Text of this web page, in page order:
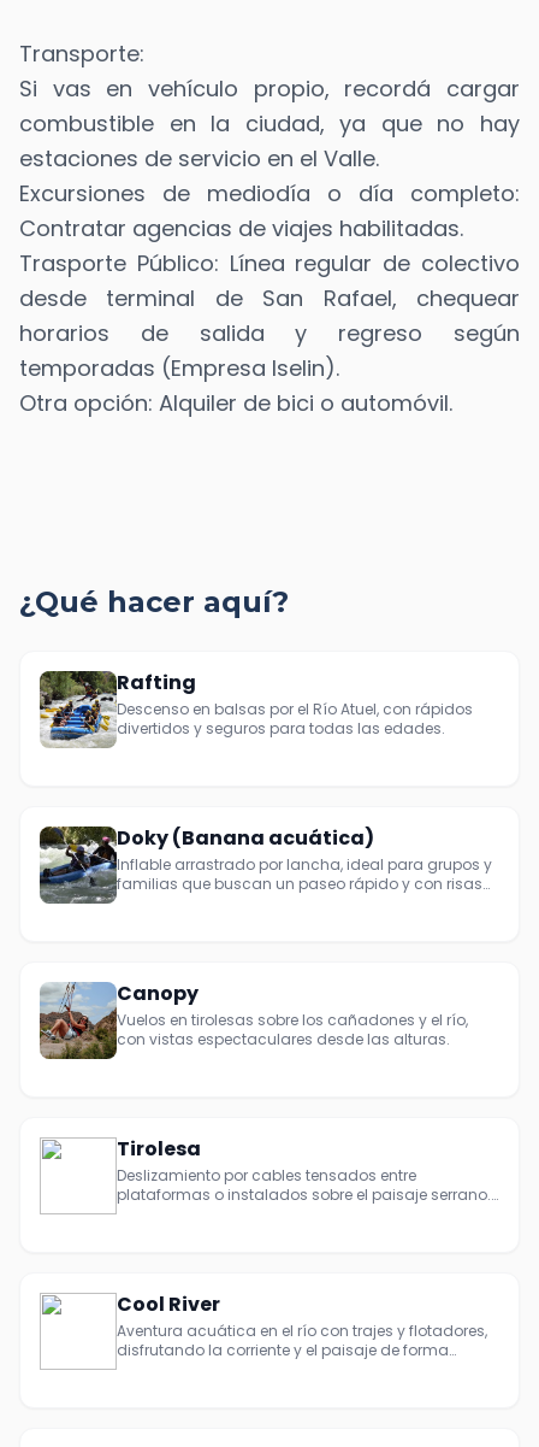
Transporte:
Si vas en vehículo propio, recordá cargar
combustible en la ciudad, ya que no hay
estaciones de servicio en el Valle.
Excursiones de mediodía o día completo:
Contratar agencias de viajes habilitadas.
Trasporte Público: Línea regular de colectivo
desde terminal de San Rafael, chequear
horarios de salida y regreso según
temporadas (Empresa Iselin).
Otra opción: Alquiler de bici o automóvil.
¿Qué hacer aquí?
Rafting
Descenso en balsas por el Río Atuel, con rápidos
divertidos y seguros para todas las edades.
Doky (Banana acuática)
Inflable arrastrado por lancha, ideal para grupos y
familias que buscan un paseo rápido y con risas
Canopy
Vuelos en tirolesas sobre los cañadones y el río,
con vistas espectaculares desde las alturas.
Tirolesa
Deslizamiento por cables tensados entre
plataformas o instalados sobre el paisaje serrano.
Cool River
Aventura acuática en el río con trajes y flotadores,
disfrutando la corriente y el paisaje de forma